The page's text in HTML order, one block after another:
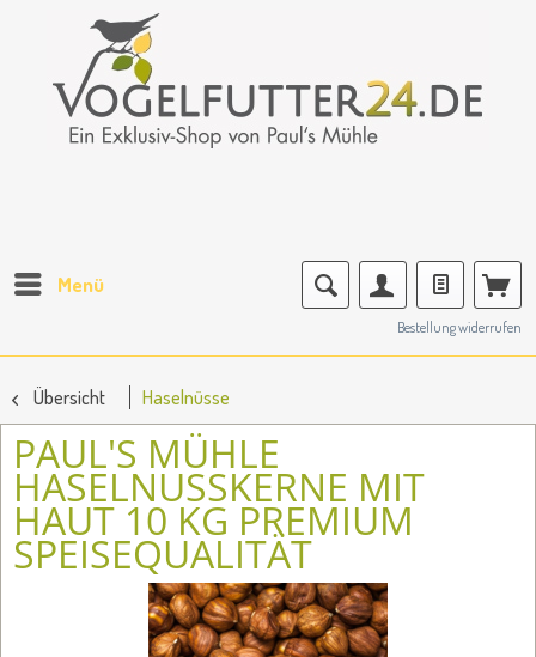
Menü
Bestellung widerrufen
Übersicht Haselnüsse
PAUL'S MÜHLE
HASELNUSSKERNE MIT
HAUT 10 KG PREMIUM
SPEISEQUALITÄT